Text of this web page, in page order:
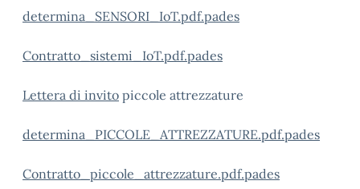
determina_SENSORI_IoT.pdf.pades
Contratto_sistemi_IoT.pdf.pades
Lettera di invito piccole attrezzature
determina_PICCOLE_ATTREZZATURE.pdf.pades
Contratto_piccole_attrezzature.pdf.pades